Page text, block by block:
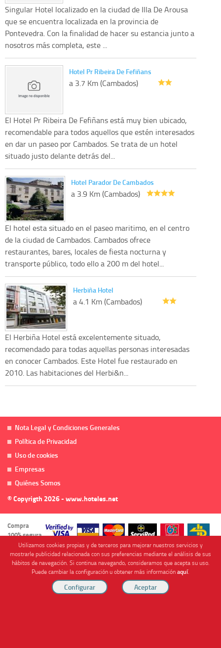
Singular Hotel localizado en la ciudad de Illa De Arousa
que se encuentra localizada en la provincia de
Pontevedra. Con la finalidad de hacer su estancia junto a
nosotros más completa, este ...
Hotel Pr Ribeira De Fefiñans
a 3.7 Km (Cambados)
El Hotel Pr Ribeira De Fefiñans está muy bien ubicado,
recomendable para todos aquellos que estén interesados
en dar un paseo por Cambados. Se trata de un hotel
situado justo delante detrás del...
Hotel Parador De Cambados
a 3.9 Km (Cambados)
El hotel esta situado en el paseo maritimo, en el centro
de la ciudad de Cambados. Cambados ofrece
restaurantes, bares, locales de fiesta nocturna y
transporte público, todo ello a 200 m del hotel...
Herbiña Hotel
a 4.1 Km (Cambados)
El Herbiña Hotel está excelentemente situado,
recomendado para todas aquellas personas interesadas
en conocer Cambados. Este Hotel fue restaurado en
2010. Las habitaciones del Herbi&n...
Nota Legal y Condiciones Generales
Política de Privacidad
Uso de cookies
Empresas
Quiénes Somos
© Copyrigth 2026 - www.hoteles.net
Compra
100% segura
Cofinanciado por
Utilizamos cookies propias y de terceros para mejorar nuestros servicios y
mostrarle publicidad relacionada con sus preferencias mediante el análisis de sus
hábitos de navegación. Si continua navegando, consideramos que acepta su uso.
Puede cambiar la configuración u obtener más informaciónaquí.